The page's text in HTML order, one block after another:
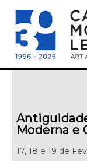
Moderna e
17, 18 e 19 de